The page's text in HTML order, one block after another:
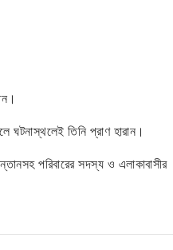
ঘটনাস্থলেই তিনি প্রাণ হারান।
পরিবারের সদস্য ও এলাকাবাসীর